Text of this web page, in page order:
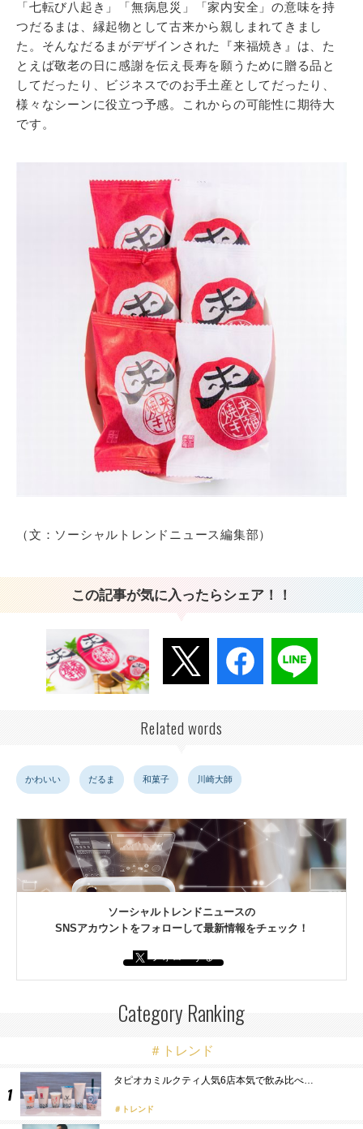
「七転び八起き」「無病息災」「家内安全」の意味を持
つだるまは、縁起物として古来から親しまれてきまし
た。そんなだるまがデザインされた『来福焼き』は、た
とえば敬老の日に感謝を伝え長寿を願うために贈る品と
してだったり、ビジネスでのお手土産としてだったり、
様々なシーンに役立つ予感。これからの可能性に期待大
です。
（文：ソーシャルトレンドニュース編集部）
この記事が気に入ったらシェア！！
Related words
かわいい だるま 和菓子 川崎大師
ソーシャルトレンドニュースの
SNSアカウントをフォローして最新情報をチェック！
フォローする
Category Ranking
＃トレンド
タピオカミルクティ人気6店本気で飲み比べ…
トレンド